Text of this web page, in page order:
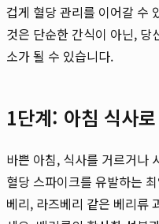
겁게 혈당 관리를 이어갈 수
것은 단순한 간식이 아닌, 당
소가 될 수 있습니다.
1단계: 아침 식사
바쁜 아침, 식사를 거르거나
혈당 스파이크를 유발하는
베리, 라즈베리 같은 베리류